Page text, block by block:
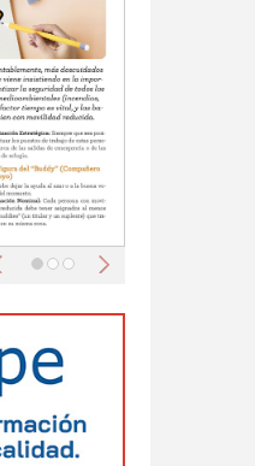
Anterior Siguiente